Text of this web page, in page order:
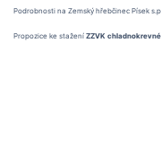
Podrobnosti na Zemský hřebčinec Písek
Propozice ke stažení ZZVK